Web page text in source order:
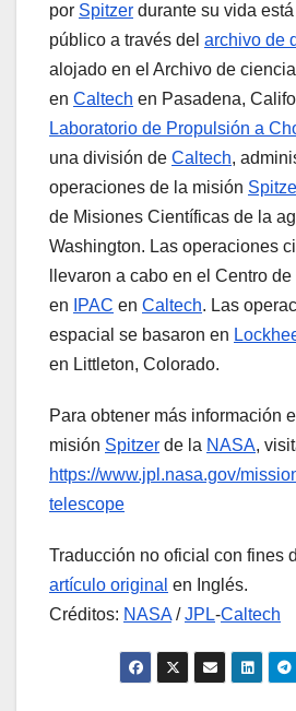
por Spitzer durante su vida
público a través del archivo de
alojado en el Archivo de
en Caltech en Pasadena,
Laboratorio de Propulsión a
una división de Caltech,
operaciones de la misión
de Misiones Científicas de la
Washington. Las operaciones
llevaron a cabo en el Centro
en
IPAC en Caltech. Las
espacial se basaron en
en Littleton, Colorado.
Para obtener más información
misión Spitzer de la NASA,
https://www.jpl.nasa.gov/
telescope
Traducción no oficial con fines
artículo original en Inglés.
Créditos: NASA/JPL-Caltech